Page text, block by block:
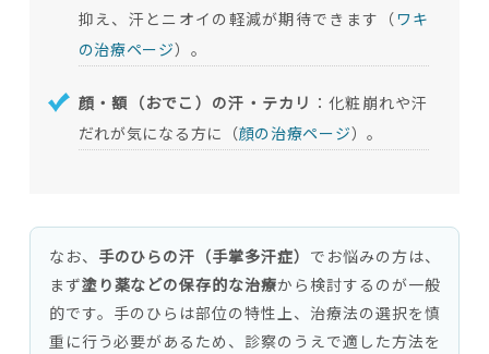
抑え、汗とニオイの軽減が期待できます（ ワキ
の治療ページ）。
顔・額（おでこ）の汗・テカリ
：化粧崩れや汗
だれが気になる方に（顔の治療ページ）。
なお、 手のひらの汗（手掌多汗症） でお悩みの方は、
まず塗り薬などの保存的な治療から検討するのが一般
的です。手のひらは部位の特性上、治療法の選択を慎
重に行う必要があるため、診察のうえで適した方法を